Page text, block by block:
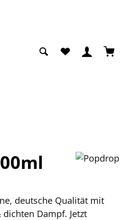
Du hast 0 Produkte
deutsche Qualität mit
Dampf. Jetzt